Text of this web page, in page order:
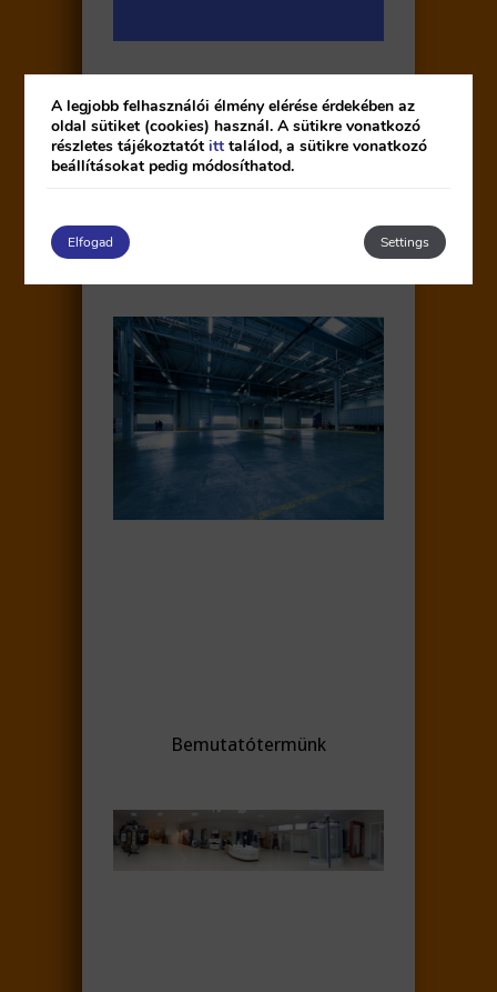
Bemutatótermünk
A legjobb felhasználói élmény elérése érdekében az
oldal sütiket (cookies) használ. A sütikre vonatkozó
részletes tájékoztatótitt találod, a sütikre vonatkozó
beállításokat pedig módosíthatod.
Elfogad Settings